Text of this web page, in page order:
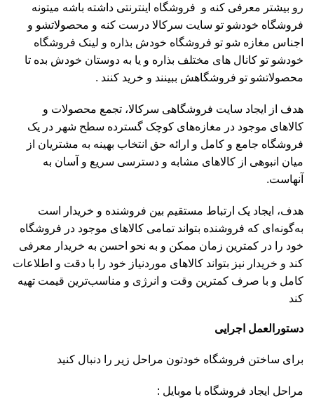
رو بیشتر معرفی کنه و فروشگاه اینترنتی داشته باشه میتونه
فروشگاه خودشو تو سایت سرکالا درست کنه و محصولاتشو و
اجناس مغازه شو تو فروشگاه خودش بذاره و لینک فروشگاه
خودشو تو کانال های مختلف بذاره و یا به دوستان خودش بده تا
محصولاتشو تو فروشگاهش ببینند و خرید کنند .
هدف از ایجاد سایت فروشگاهی سرکالا، تجمع محصولات و
کالاهای موجود در مغازه‌های کوچک گسترده سطح شهر در یک
فروشگاه جامع و کامل و ارائه حق انتخاب بهینه به مشتریان از
میان انبوهی از کالاهای مشابه و دسترسی سریع و آسان به
آنهاست.
هدف، ایجاد یک ارتباط مستقیم بین فروشنده و خریدار است
به‌گونه‌ای که فروشنده بتواند تمامی کالاهای موجود در فروشگاه
خود را در کمترین زمان ممکن و به نحو احسن به خریدار معرفی
کند و خریدار نیز بتواند کالاهای موردنیاز خود را با دقت و اطلاعات
کامل و با صرف کمترین وقت و انرژی و مناسب‌ترین قیمت تهیه
کند
دستورالعمل اجرایی
برای ساختن فروشگاه خودتون مراحل زیر را دنبال کنید
مراحل ایجاد فروشگاه با موبایل :